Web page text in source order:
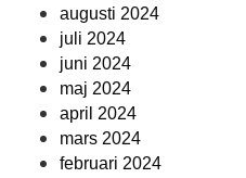
augusti 2024
juli 2024
juni 2024
maj 2024
april 2024
mars 2024
februari 2024